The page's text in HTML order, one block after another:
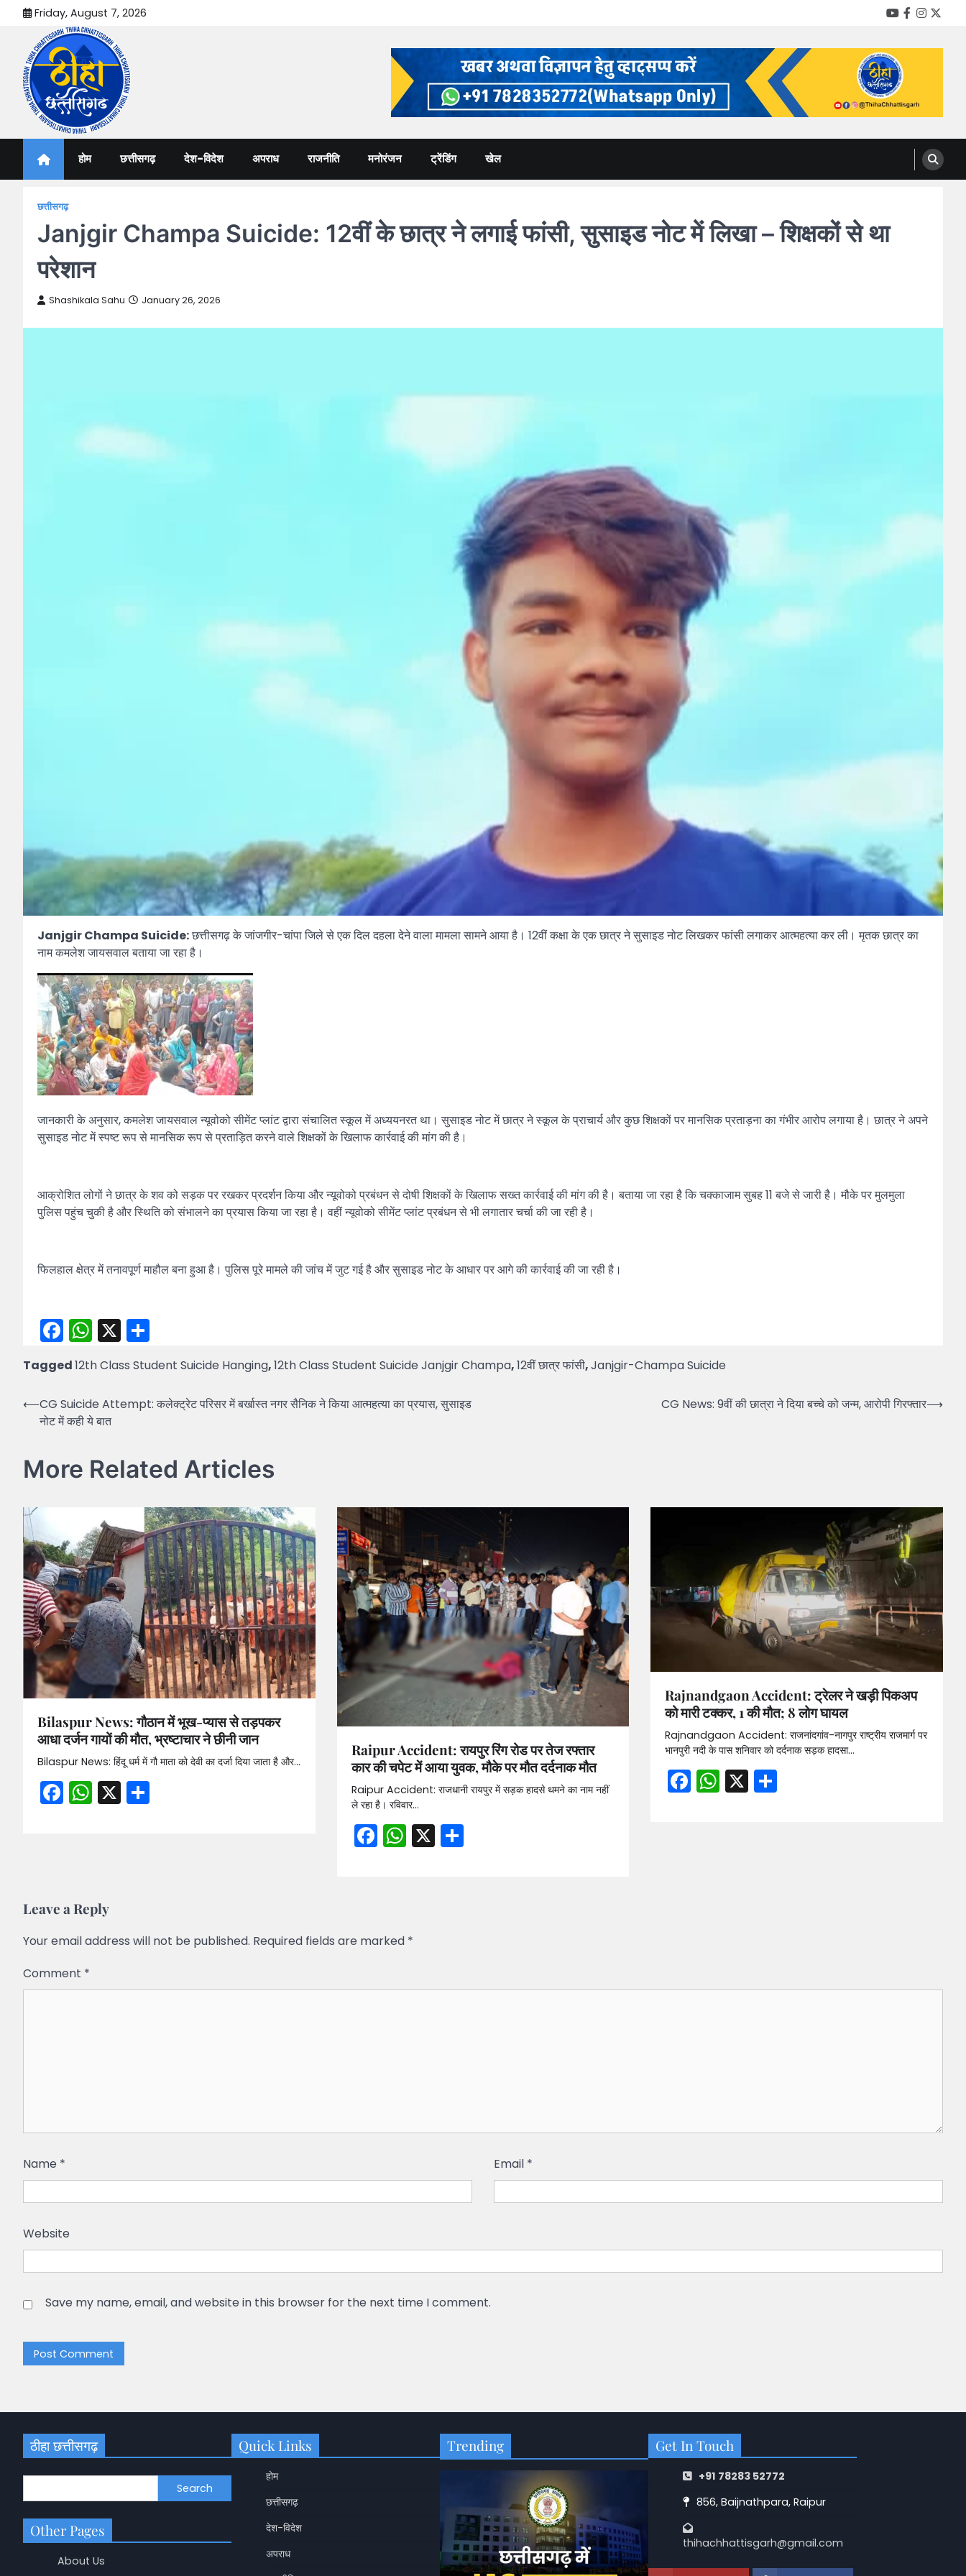
content
Friday, August 7, 2026 YouTube
Facebook
Thiha Chhattisgarh
होम छत्तीसगढ़ देश-विदेश अपराध राजनीति मनोरंजन ट्रेंडिंग खेल
छत्तीसगढ़
Janjgir Champa Suicide: 12वीं के छात्र ने लगाई फांसी, सुसाइड नोट में लिखा – शिक्षकों से था
परेशान
Shashikala Sahu January 26, 2026
Janjgir Champa Suicide:छत्तीसगढ़ के जांजगीर-चांपा जिले से एक दिल दहला देने वाला मामला सामने आया है। 12वीं कक्षा के एक छात्र ने सुसाइड नोट लिखकर फांसी लगाकर आत्महत्या कर ली। मृतक छात्र का
नाम कमलेश जायसवाल बताया जा रहा है।
जानकारी के अनुसार, कमलेश जायसवाल न्यूवोको सीमेंट प्लांट द्वारा संचालित स्कूल में अध्ययनरत था। सुसाइड नोट में छात्र ने स्कूल के प्राचार्य और कुछ शिक्षकों पर मानसिक प्रताड़ना का गंभीर आरोप लगाया है। छात्र ने अपने
सुसाइड नोट में स्पष्ट रूप से मानसिक रूप से प्रताड़ित करने वाले शिक्षकों के खिलाफ कार्रवाई की मांग की है।
आक्रोशित लोगों ने छात्र के शव को सड़क पर रखकर प्रदर्शन किया और न्यूवोको प्रबंधन से दोषी शिक्षकों के खिलाफ सख्त कार्रवाई की मांग की है। बताया जा रहा है कि चक्काजाम सुबह 11 बजे से जारी है। मौके पर मुलमुला
पुलिस पहुंच चुकी है और स्थिति को संभालने का प्रयास किया जा रहा है। वहीं न्यूवोको सीमेंट प्लांट प्रबंधन से भी लगातार चर्चा की जा रही है।
फिलहाल क्षेत्र में तनावपूर्ण माहौल बना हुआ है। पुलिस पूरे मामले की जांच में जुट गई है और सुसाइड नोट के आधार पर आगे की कार्रवाई की जा रही है।
Facebook
WhatsApp
X
Tagged12th Class Student Suicide Hanging,12th Class Student Suicide Janjgir Champa,12वीं छात्र फांसी,Janjgir-Champa Suicide
Post
navigation
⟵CG Suicide Attempt: कलेक्ट्रेट परिसर में बर्खास्त नगर सैनिक ने किया आत्महत्या का प्रयास, सुसाइड
नोट में कही ये बात
CG News: 9वीं की छात्रा ने दिया बच्चे को जन्म, आरोपी गिरफ्तार⟶
More Related Articles
Bilaspur News: गौठान में भूख-प्यास से तड़पकर
आधा दर्जन गायों की मौत, भ्रष्टाचार ने छीनी जान
Bilaspur News: हिंदू धर्म में गौ माता को देवी का दर्जा दिया जाता है और…
Facebook
WhatsApp
X
Raipur Accident: रायपुर रिंग रोड पर तेज रफ्तार
कार की चपेट में आया युवक, मौके पर मौत दर्दनाक मौत
Raipur Accident: राजधानी रायपुर में सड़क हादसे थमने का नाम नहीं
ले रहा है। रविवार…
Facebook
WhatsApp
X Share
Rajnandgaon Accident: ट्रेलर ने खड़ी पिकअप
को मारी टक्कर, 1 की मौत; 8 लोग घायल
Rajnandgaon Accident: राजनांदगांव-नागपुर राष्ट्रीय राजमार्ग पर
भानपुरी नदी के पास शनिवार को दर्दनाक सड़क हादसा…
Facebook
WhatsApp
X
Leave a Reply
Your email address will not be published. Required fields are marked *
Comment *
Name * Email *
Website
Save my name, email, and website in this browser for the next time I comment.
ठीहा छत्तीसगढ़
Search
Other Pages
About Us
Quick Links
होम
छत्तीसगढ़
देश-विदेश
अपराध
Trending Get In Touch
+91 78283 52772
856, Baijnathpara, Raipur
thihachhattisgarh@gmail.com